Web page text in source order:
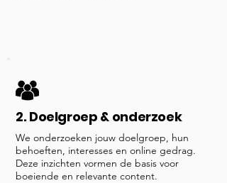
2. Doelgroep & onderzoek
We onderzoeken jouw doelgroep, hun
behoeften, interesses en online gedrag.
Deze inzichten vormen de basis voor
boeiende en relevante content.